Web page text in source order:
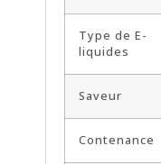
Type de E-
liquides
Saveur
Contenance